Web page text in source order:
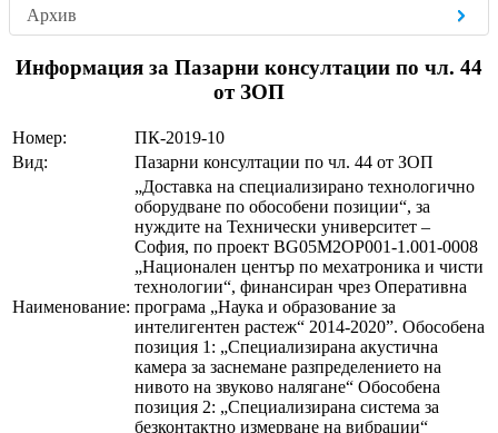
Архив
Информация за Пазарни консултации по чл. 44
от ЗОП
Номер:
ПК-2019-10
Вид:
Пазарни консултации по чл. 44 от ЗОП
Наименование:
„Доставка на специализирано технологично
оборудване по обособени позиции“, за
нуждите на Технически университет –
София, по проект BG05M2OP001-1.001-0008
„Национален център по мехатроника и чисти
технологии“, финансиран чрез Оперативна
програма „Наука и образование за
интелигентен растеж“ 2014-2020”. Обособена
позиция 1: „Специализирана акустична
камера за заснемане разпределението на
нивото на звуково налягане“ Обособена
позиция 2: „Специализирана система за
безконтактно измерване на вибрации“